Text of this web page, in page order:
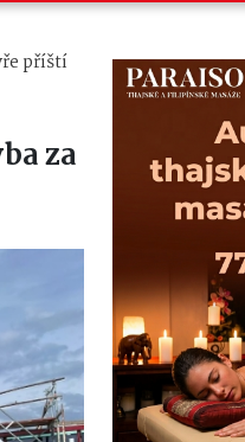
příští
za